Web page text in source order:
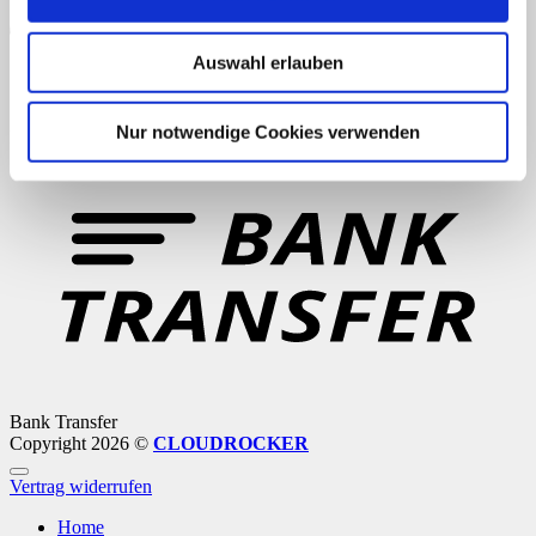
Auswahl erlauben
Nur notwendige Cookies verwenden
Bank Transfer
Copyright 2026 © CLOUDROCKER
Vertrag widerrufen
Home